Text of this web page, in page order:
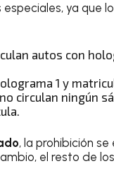
ya que
autos con
1 y
circulan ningún
, la prohibición
el resto de